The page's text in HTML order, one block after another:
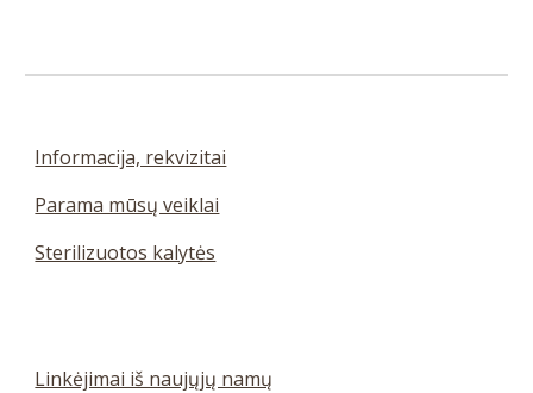
Informacija, rekvizitai
Parama mūsų veiklai
Sterilizuotos kalytės
Linkėjimai iš naujųjų namų